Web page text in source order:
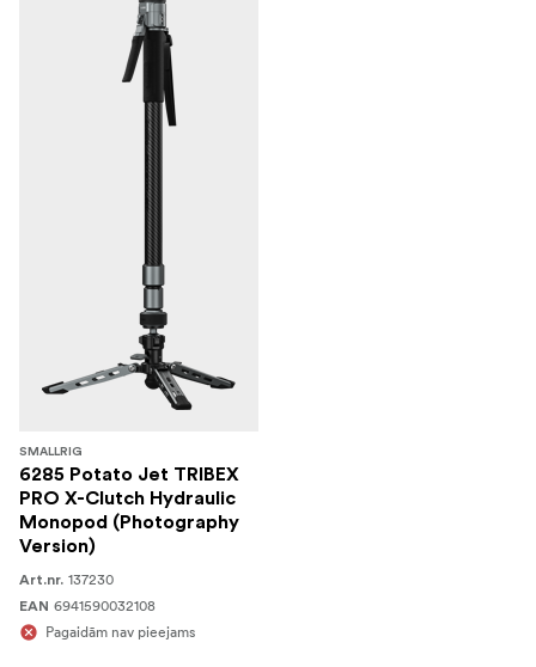
SMALLRIG
6285 Potato Jet TRIBEX
PRO X-Clutch Hydraulic
Monopod (Photography
Version)
Art.nr. 137230
EAN 6941590032108
Pagaidām nav pieejams